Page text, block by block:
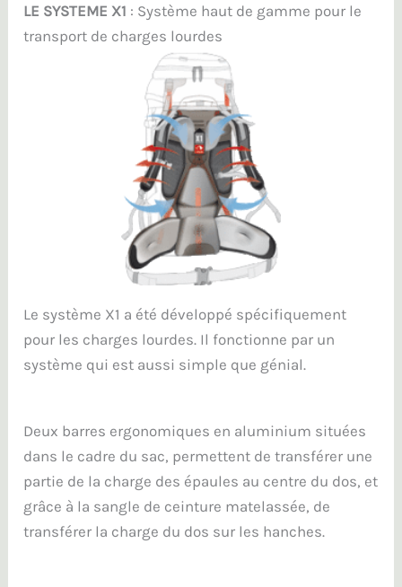
LE SYSTEME X1 : Système haut de gamme pour le
transport de charges lourdes
Le système X1 a été développé spécifiquement
pour les charges lourdes. Il fonctionne par un
système qui est aussi simple que génial.
Deux barres ergonomiques en aluminium situées
dans le cadre du sac, permettent de transférer une
partie de la charge des épaules au centre du dos, et
grâce à la sangle de ceinture matelassée, de
transférer la charge du dos sur les hanches.